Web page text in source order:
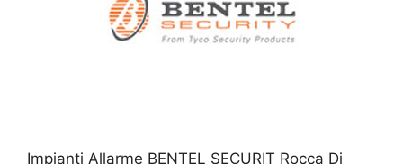
Impianti Allarme BENTEL SECURIT Rocca Di